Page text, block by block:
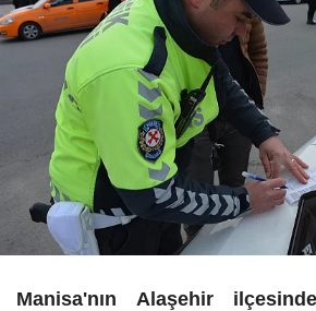
Manisa'nın Alaşehir